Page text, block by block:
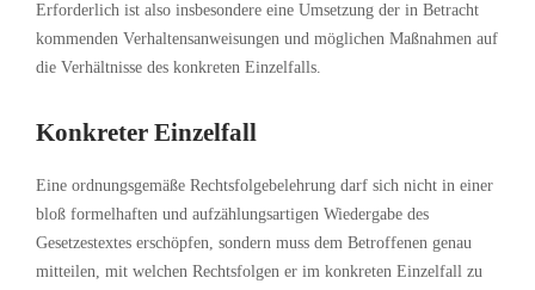
Erforderlich ist also insbesondere eine Umsetzung der in Betracht
kommenden Verhaltensanweisungen und möglichen Maßnahmen auf
die Verhältnisse des konkreten Einzelfalls.
Konkreter Einzelfall
Eine ordnungsgemäße Rechtsfolgebelehrung darf sich nicht in einer
bloß formelhaften und aufzählungsartigen Wiedergabe des
Gesetzestextes erschöpfen, sondern muss dem Betroffenen genau
mitteilen, mit welchen Rechtsfolgen er im konkreten Einzelfall zu